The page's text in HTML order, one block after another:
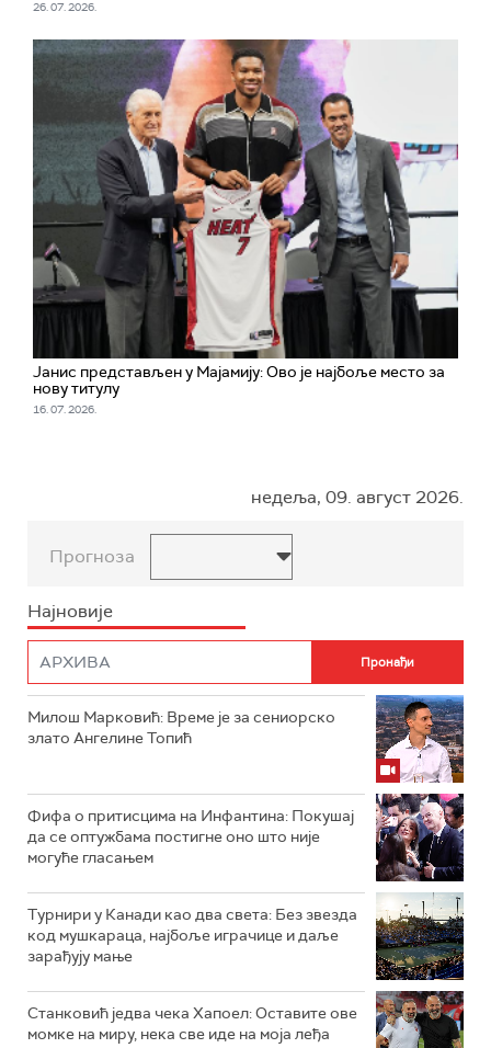
26. 07. 2026.
Јанис представљен у Мајамију: Ово је најбоље место за
нову титулу
16. 07. 2026.
недеља, 09. август 2026.
Прогноза
Најновије
Милош Марковић: Време је за сениорско
злато Ангелине Топић
Фифа о притисцима на Инфантина: Покушај
да се оптужбама постигне оно што није
могуће гласањем
Турнири у Канади као два света: Без звезда
код мушкараца, најбоље играчице и даље
зарађују мање
Станковић једва чека Хапоел: Оставите ове
момке на миру, нека све иде на моја леђа